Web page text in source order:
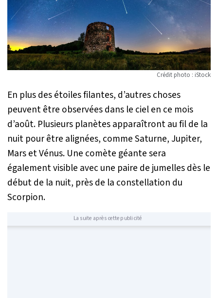
Crédit photo : iStock
En plus des étoiles filantes, d’autres choses
peuvent être observées dans le ciel en ce mois
d’août. Plusieurs planètes apparaîtront au fil de la
nuit pour être alignées, comme Saturne, Jupiter,
Mars et Vénus. Une comète géante sera
également visible avec une paire de jumelles dès le
début de la nuit, près de la constellation du
Scorpion.
La suite après cette publicité